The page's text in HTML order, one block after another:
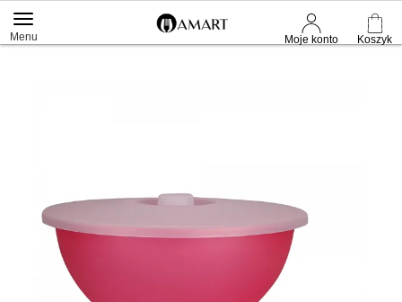
Moje konto Koszyk
Menu